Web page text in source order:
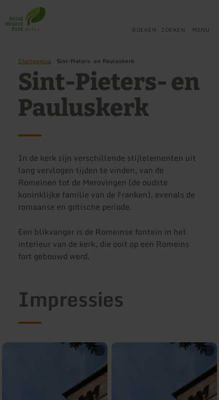
naar
de
startpagina
BOEKEN ZOEKEN MENU
Startpagina Sint-Pieters- en Pauluskerk
Sint-Pieters- en
Pauluskerk
In de kerk zijn verschillende stijlelementen uit
lang vervlogen tijden te vinden, van de
Romeinen tot de Merovingen (de oudste
koninklijke familie van de Franken), evenals de
romaanse en gotische periode.
Een blikvanger is de Romeinse fontein in het
interieur van de kerk, die ooit op een Romeins
fort gebouwd werd.
Impressies